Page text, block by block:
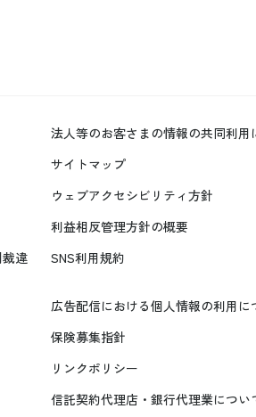
法人等のお客さまの情報の共同利用
サイトマップ
ウェブアクセシビリティ方針
利益相反管理方針の概要
違
SNS利用規約
広告配信における個人情報の利用に
保険募集指針
リンクポリシー
信託契約代理店・銀行代理業につい